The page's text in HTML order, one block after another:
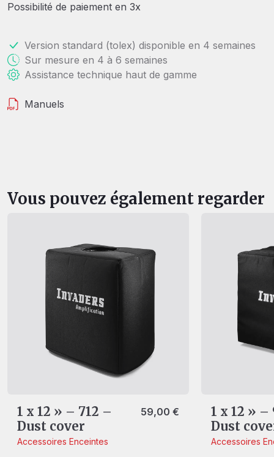
Possibilité de paiement en 3x
Version standard (tolex) disponible en 4 semaines
Sur mesure en 4 à 6 semaines
Assistance technique haut de gamme
Manuels
Vous pouvez également regarder
1 x 12 » – 712 –
Dust cover
Accessoires Enceintes
59,00€
1 x 12 » –
Dust
Accessoires